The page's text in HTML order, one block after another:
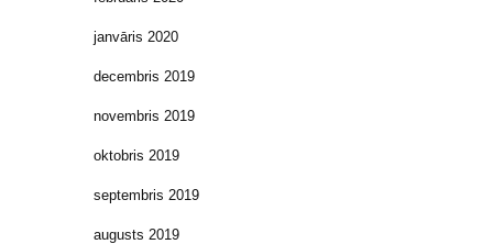
janvāris 2020
decembris 2019
novembris 2019
oktobris 2019
septembris 2019
augusts 2019